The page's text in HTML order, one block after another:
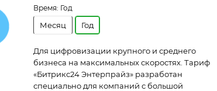
Время: Год
Месяц Год
Для цифровизации крупного и среднего
бизнеса на максимальных скоростях. Тариф
«Битрикс24 Энтерпрайз» разработан
специально для компаний с большой